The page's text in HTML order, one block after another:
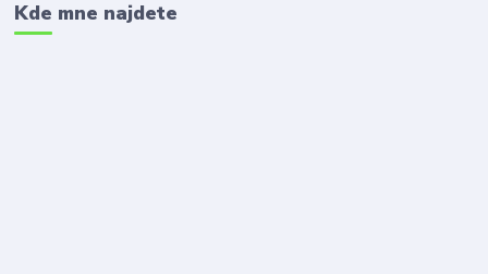
Kde mne najdete